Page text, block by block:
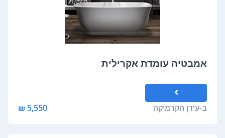
אמבטיה עומדת אקרילית
ב-עידן הקרמיקה 5,550 ₪